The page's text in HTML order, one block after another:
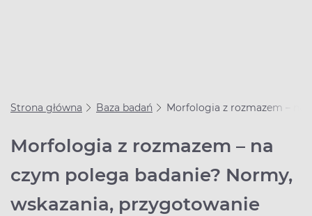
Strona główna Baza badań Morfologia z rozmazem – na
Morfologia z rozmazem – na
czym polega badanie? Normy,
wskazania, przygotowanie